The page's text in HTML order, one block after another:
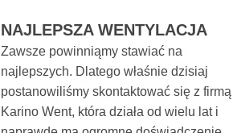
NAJLEPSZA WENTYLACJA
Zawsze powinniąmy stawiać na
najlepszych. Dlatego właśnie dzisiaj
postanowiliśmy skontaktować się z firmą
Karino Went, która działa od wielu lat i